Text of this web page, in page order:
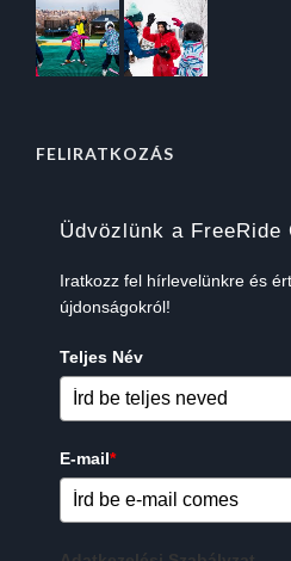
FELIRATKOZÁS
Üdvözlünk a FreeRide
Iratkozz fel hírlevelünkre és
újdonságokról!
Teljes Név
E-mail*